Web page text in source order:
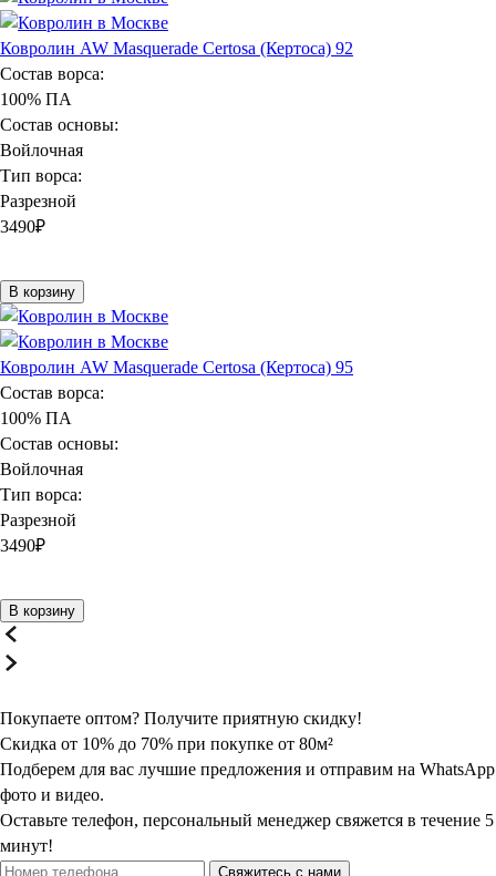
Ковролин AW Masquerade Certosa (Кертоса) 92
Состав ворса:
100% ПА
Состав основы:
Войлочная
Тип ворса:
Разрезной
3490₽
В корзину
Ковролин AW Masquerade Certosa (Кертоса) 95
Состав ворса:
100% ПА
Состав основы:
Войлочная
Тип ворса:
Разрезной
3490₽
В корзину
Покупаете оптом? Получите приятную скидку!
Скидка от 10% до 70% при покупке от 80м²
Подберем для вас лучшие предложения и отправим на WhatsApp
фото и видео.
Оставьте телефон, персональный менеджер свяжется в течение 5
минут!
Свяжитесь с нами